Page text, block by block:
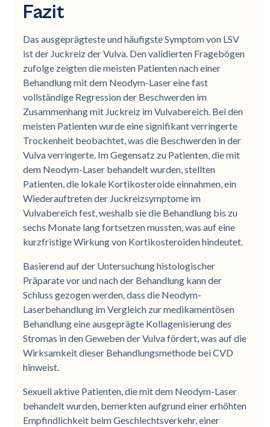
Fazit
Das ausgeprägteste und häufigste Symptom von LSV
ist der Juckreiz der Vulva. Den validierten Fragebögen
zufolge zeigten die meisten Patienten nach einer
Behandlung mit dem Neodym-Laser eine fast
vollständige Regression der Beschwerden im
Zusammenhang mit Juckreiz im Vulvabereich. Bei den
meisten Patienten wurde eine signifikant verringerte
Trockenheit beobachtet, was die Beschwerden in der
Vulva verringerte. Im Gegensatz zu Patienten, die mit
dem Neodym-Laser behandelt wurden, stellten
Patienten, die lokale Kortikosteroide einnahmen, ein
Wiederauftreten der Juckreizsymptome im
Vulvabereich fest, weshalb sie die Behandlung bis zu
sechs Monate lang fortsetzen mussten, was auf eine
kurzfristige Wirkung von Kortikosteroiden hindeutet.
Basierend auf der Untersuchung histologischer
Präparate vor und nach der Behandlung kann der
Schluss gezogen werden, dass die Neodym-
Laserbehandlung im Vergleich zur medikamentösen
Behandlung eine ausgeprägte Kollagenisierung des
Stromas in den Geweben der Vulva fördert, was auf die
Wirksamkeit dieser Behandlungsmethode bei CVD
hinweist.
Sexuell aktive Patienten, die mit dem Neodym-Laser
behandelt wurden, bemerkten aufgrund einer erhöhten
Empfindlichkeit beim Geschlechtsverkehr, einer